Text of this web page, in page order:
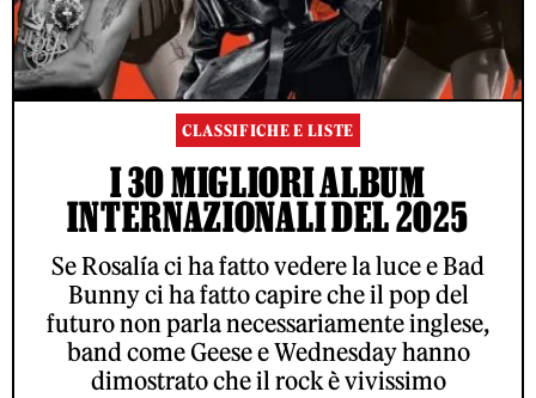
CLASSIFICHE E LISTE
I 30 MIGLIORI ALBUM
INTERNAZIONALI DEL 2025
Se Rosalía ci ha fatto vedere la luce e Bad
Bunny ci ha fatto capire che il pop del
futuro non parla necessariamente inglese,
band come Geese e Wednesday hanno
dimostrato che il rock è vivissimo